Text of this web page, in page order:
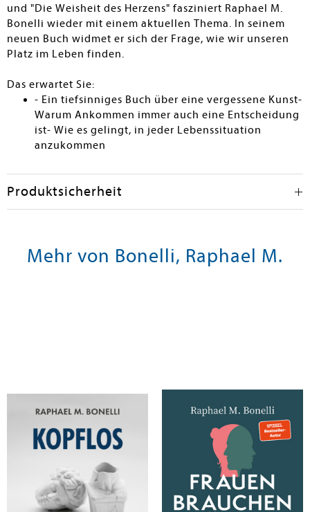
und "Die Weisheit des Herzens" fasziniert Raphael M.
Bonelli wieder mit einem aktuellen Thema. In seinem
neuen Buch widmet er sich der Frage, wie wir unseren
Platz im Leben finden.
Das erwartet Sie:
- Ein tiefsinniges Buch über eine vergessene Kunst-
Warum Ankommen immer auch eine Entscheidung
ist- Wie es gelingt, in jeder Lebenssituation
anzukommen
Produktsicherheit
Mehr von Bonelli, Raphael M.